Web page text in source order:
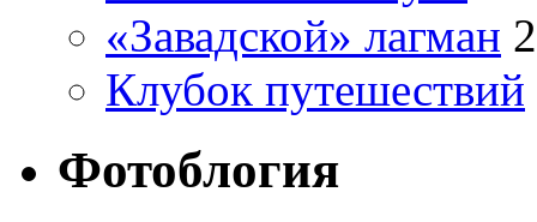
«Завадской» лагман
Клубок путешествий
Фотоблогия